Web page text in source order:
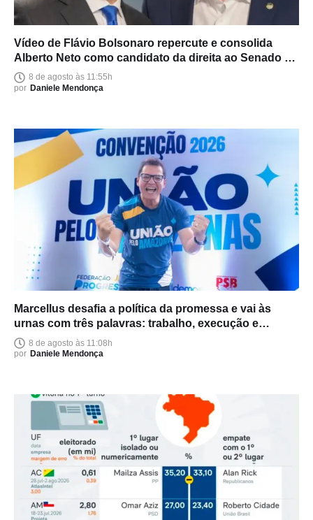
Vídeo de Flávio Bolsonaro repercute e consolida
Alberto Neto como candidato da direita ao Senado no
Amazonas
8 de agosto às 11:55h
por Daniele Mendonça
Marcellus desafia a política da promessa e vai às
urnas com três palavras: trabalho, execução e
entrega
8 de agosto às 11:08h
por Daniele Mendonça